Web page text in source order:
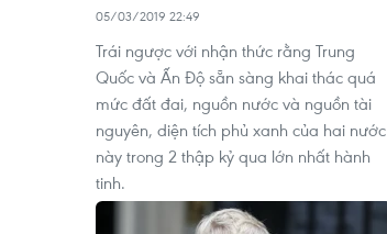
05/03/2019 22:49
Trái ngược với nhận thức rằng Trung
Quốc và Ấn Độ sẵn sàng khai thác quá
mức đất đai, nguồn nước và nguồn tài
nguyên, diện tích phủ xanh của hai nước
này trong 2 thập kỷ qua lớn nhất hành
tinh.